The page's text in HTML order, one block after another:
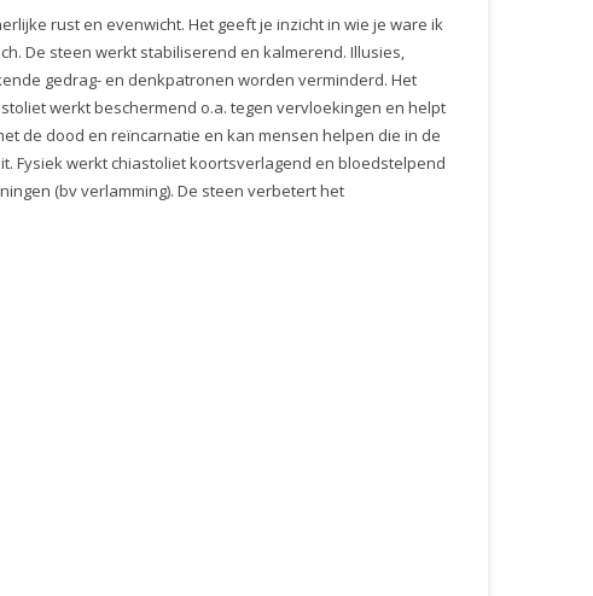
rust en evenwicht. Het geeft je inzicht in wie je ware ik
De steen werkt stabiliserend en kalmerend. Illusies,
gedrag- en denkpatronen worden verminderd. Het
werkt beschermend o.a. tegen vervloekingen en helpt
de dood en reïncarnatie en kan mensen helpen die in de
Fysiek werkt chiastoliet koortsverlagend en bloedstelpend
(bv verlamming). De steen verbetert het